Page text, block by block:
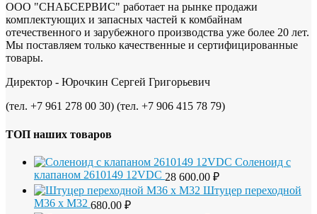
ООО "СНАБСЕРВИС" работает на рынке продажи
комплектующих и запасных частей к комбайнам
отечественного и зарубежного производства уже более 20 лет.
Мы поставляем только качественные и сертифицированные
товары.
Директор - Юрочкин Сергей Григорьевич
(тел. +7 961 278 00 30) (тел. +7 906 415 78 79)
ТОП наших товаров
Соленоид с
клапаном 2610149 12VDC 28 600.00 ₽
Штуцер переходной
М36 х М32 680.00 ₽